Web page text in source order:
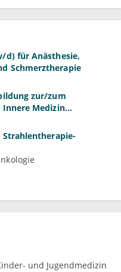
d) für Anästhesie,
Schmerztherapie
zur/zum
Medizin
Intensivmedizin)
und Jugendmedizin